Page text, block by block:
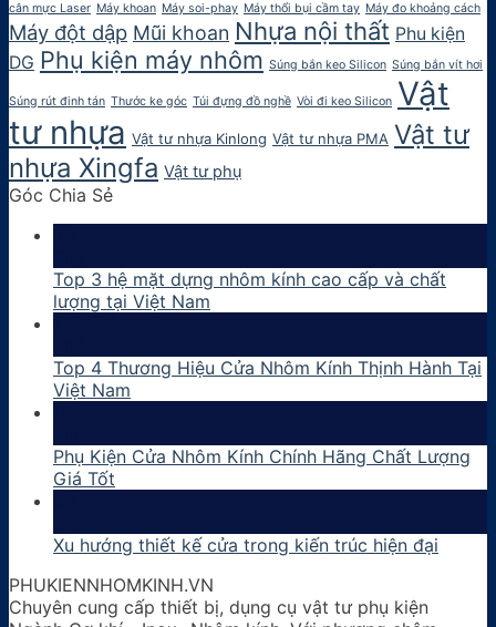
cân mực Laser Máy khoan Máy soi-phay Máy thổi bụi cầm tay Máy đo khoảng cách
Máy đột dập Mũi khoan Nhựa nội thất Phu kiện
DG Phụ kiện máy nhôm Súng bắn keo Silicon Súng bắn vít hơi
Súng rút đinh tán Thước ke góc Túi đựng đồ nghề Vòi đi keo Silicon Vật
tư nhựa Vật tư nhựa Kinlong Vật tư nhựa PMA Vật tư
nhựa Xingfa Vật tư phụ
Góc Chia Sẻ
Top 3 hệ mặt dựng nhôm kính cao cấp và chất
lượng tại Việt Nam
Top 4 Thương Hiệu Cửa Nhôm Kính Thịnh Hành Tại
Việt Nam
Phụ Kiện Cửa Nhôm Kính Chính Hãng Chất Lượng
Giá Tốt
Xu hướng thiết kế cửa trong kiến trúc hiện đại
PHUKIENNHOMKINH.VN
Chuyên cung cấp thiết bị, dụng cụ vật tư phụ kiện